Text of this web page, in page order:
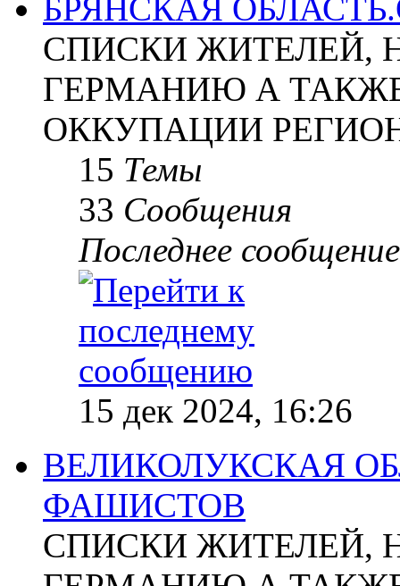
БРЯНСКАЯ
СПИСКИ ЖИТЕЛЕЙ,
ГЕРМАНИЮ А
ОККУПАЦИИ
15 Темы
33 Сообщения
Последнее сообщение
15 дек 2024, 16:26
ВЕЛИКОЛУКСКАЯ
ФАШИСТОВ
СПИСКИ ЖИТЕЛЕЙ,